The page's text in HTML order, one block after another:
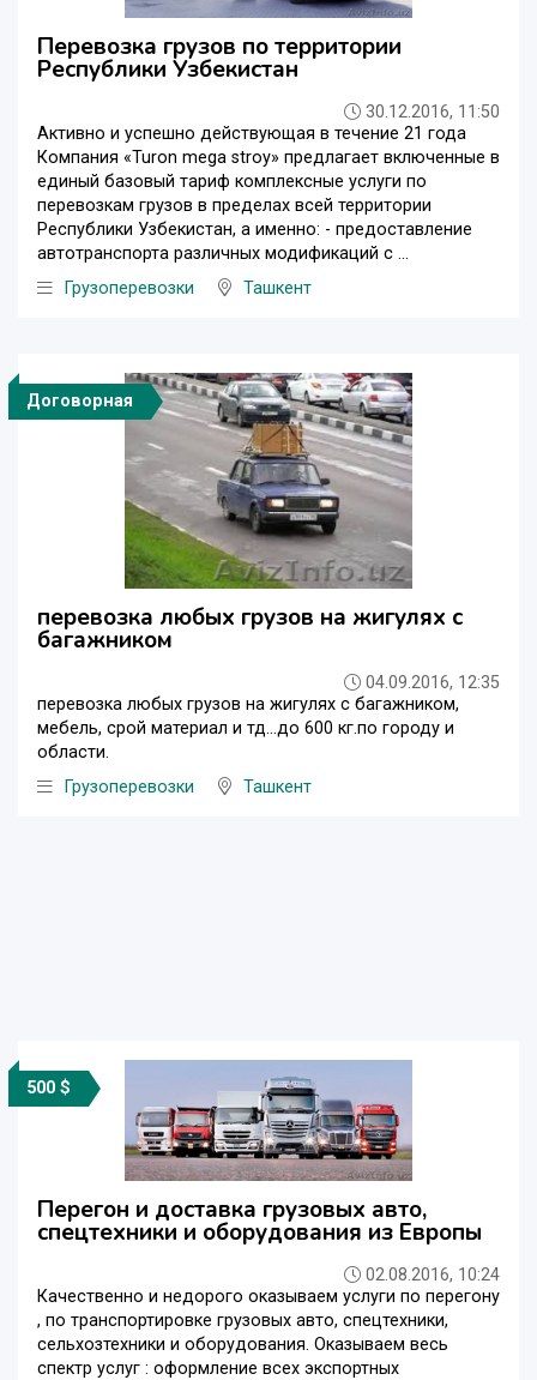
Перевозка грузов по территории
Республики Узбекистан
30.12.2016, 11:50
Активно и успешно действующая в течение 21 года
Компания «Turon mega stroy» предлагает включенные в
единый базовый тариф комплексные услуги по
перевозкам грузов в пределах всей территории
Республики Узбекистан, а именно: - предоставление
автотранспорта различных модификаций с ...
Грузоперевозки
Ташкент
Договорная
перевозка любых грузов на жигулях с
багажником
04.09.2016, 12:35
перевозка любых грузов на жигулях с багажником,
мебель, срой материал и тд...до 600 кг.по городу и
области.
Грузоперевозки
Ташкент
500 $
Перегон и доставка грузовых авто,
спецтехники и оборудования из Европы
02.08.2016, 10:24
Качественно и недорого оказываем услуги по перегону
, по транспортировке грузовых авто, спецтехники,
сельхозтехники и оборудования. Оказываем весь
спектр услуг : оформление всех экспортных